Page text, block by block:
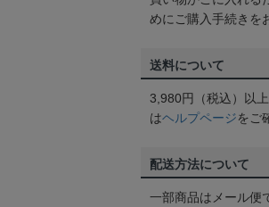
めにご購入手続きを
送料について
3,980円（税込）以
はヘルプページをご
配送方法について
一部商品はメール便